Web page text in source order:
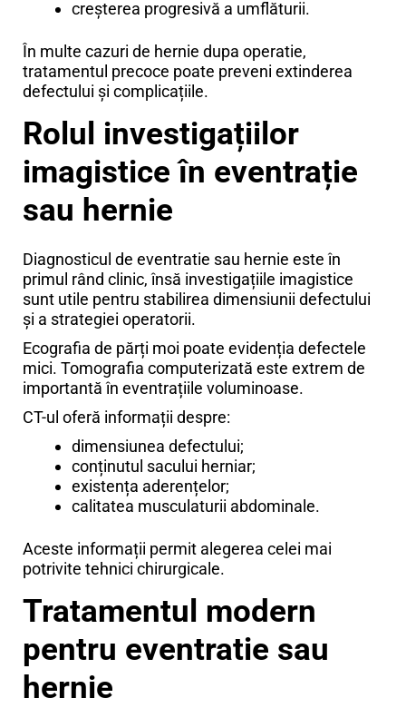
creșterea progresivă a umflăturii.
În multe cazuri de hernie dupa operatie,
tratamentul precoce poate preveni extinderea
defectului și complicațiile.
Rolul investigațiilor
imagistice în eventrație
sau hernie
Diagnosticul de eventratie sau hernie este în
primul rând clinic, însă investigațiile imagistice
sunt utile pentru stabilirea dimensiunii defectului
și a strategiei operatorii.
Ecografia de părți moi poate evidenția defectele
mici. Tomografia computerizată este extrem de
importantă în eventrațiile voluminoase.
CT-ul oferă informații despre:
dimensiunea defectului;
conținutul sacului herniar;
existența aderențelor;
calitatea musculaturii abdominale.
Aceste informații permit alegerea celei mai
potrivite tehnici chirurgicale.
Tratamentul modern
pentru eventratie sau
hernie